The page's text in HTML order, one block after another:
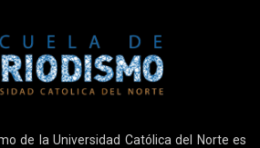
de la Universidad Católica del Norte es